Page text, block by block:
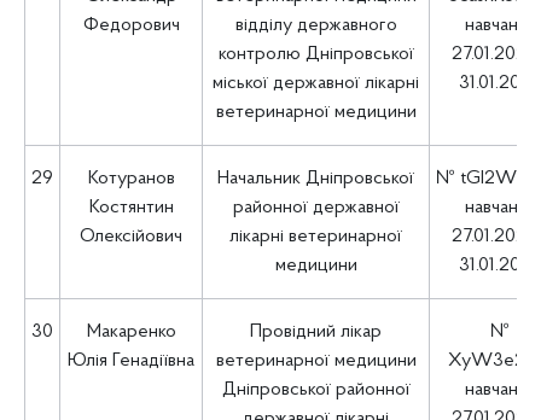
Федорович
відділу державного
контролю Дніпровської
міської державної лікарні
ветеринарної медицини
навчання
27.01.2025
31.01.2025
29
Котуранов
Костянтин
Олексійович
Начальник Дніпровської
районної державної
лікарні ветеринарної
медицини
№
навчання
27.01.2025
31.01.2025
30
Макаренко
Юлія Генадіївна
Провідний лікар
ветеринарної медицини
Дніпровської районної
№
навчання